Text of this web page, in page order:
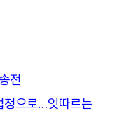
전
정으로…잇따르는